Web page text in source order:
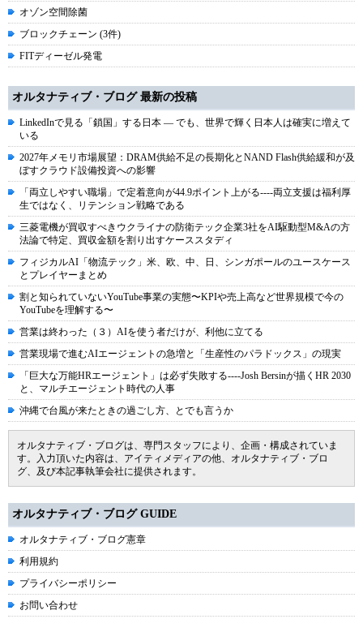
オゾン空間除菌
ブロックチェーン (3件)
FITディーゼル発電
オルタナティブ・ブログ 最新の投稿
LinkedInで見る「鎖国」する日本 ― でも、世界で輝く日本人は確実に増えて
いる
2027年メモリ市場展望：DRAM供給不足の長期化とNAND Flash供給緩和が及
ぼすクラウド設備投資への影響
「両立しやすい職場」で定着意向が44.9ポイント上がる----両立支援は福利厚
生ではなく、リテンション戦略である
三菱電機が買収すべきウクライナの防衛テック企業3社をAI駆動型M&Aの方
法論で特定、買収金額を割り出すケーススタディ
フィジカルAI「物流テック」米、欧、中、日、シンガポールのユースケース
とプレイヤーまとめ
割と知られていないYouTube事業の実態〜KPIや売上高など世界規模で今の
YouTubeを理解する〜
営業は終わった（３）AIを使う者だけが、利他に立てる
営業現場で進むAIエージェントの急増と「生産性のパラドックス」の現実
「巨大な万能HRエージェント」は必ず失敗する----Josh Bersinが描くHR 2030
と、マルチエージェント時代の人事
沖縄で台風が来たときの過ごし方、とでも言うか
オルタナティブ・ブログは、専門スタッフにより、企画・構成されていま
す。入力頂いた内容は、アイティメディアの他、オルタナティブ・ブロ
グ、及び本記事執筆会社に提供されます。
オルタナティブ・ブログ GUIDE
オルタナティブ・ブログ憲章
利用規約
プライバシーポリシー
お問い合わせ